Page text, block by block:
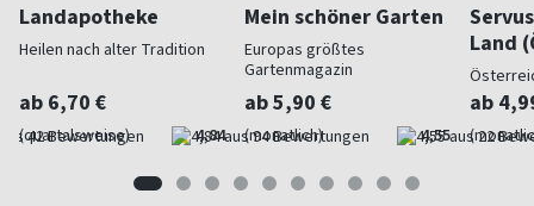
Landapotheke
Heilen nach alter Tradition
ab 6,70 €
(quartalsweise) 4,84
Mein schöner Garten
Europas größtes
Gartenmagazin
ab 5,90 €
(monatlich) 4,55
Land
ab